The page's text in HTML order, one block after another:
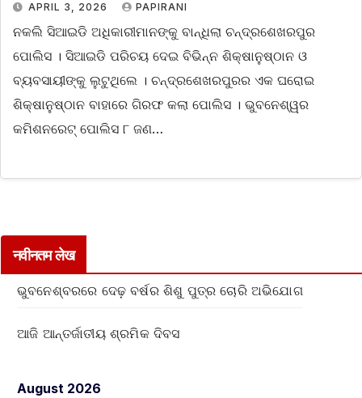
APRIL 3, 2026 PAPIRANI
ନକଲି ସିଆଇଡି ଅଧିକାରୀମାନଙ୍କୁ ବାନ୍ଧିଲା ଚନ୍ଦ୍ରଶେଖରପୁର
ପୋଲିସ । ସିଆଇଡି ପରିଚୟ ଦେଇ ବିଭିନ୍ନ ଶିକ୍ଷାନୁଷ୍ଠାନ ଓ
ବ୍ୟବସାୟୀଙ୍କୁ ଲୁଟୁଥିଲେ । ଚନ୍ଦ୍ରଶେଖରପୁରର ଏକ ଘରୋଇ
ଶିକ୍ଷାନୁଷ୍ଠାନ ବାହାରେ ଗିରଫ କଲା ପୋଲିସ । ଭୁବନେଶ୍ୱର
କମିଶନରେଟ୍ ପୋଲିସ ୮ ଜଣ…
नवीनतम लेख
ଭୁବନେଶ୍ବରରେ ଦେଢ଼ ବର୍ଷର ଶିଶୁ ପୁତ୍ର ଚୋରି ଅଭିଯୋଗ
ଆଜି ଆନ୍ତର୍ଜାତୀୟ ଶ୍ରମିକ ଦିବସ
August 2026